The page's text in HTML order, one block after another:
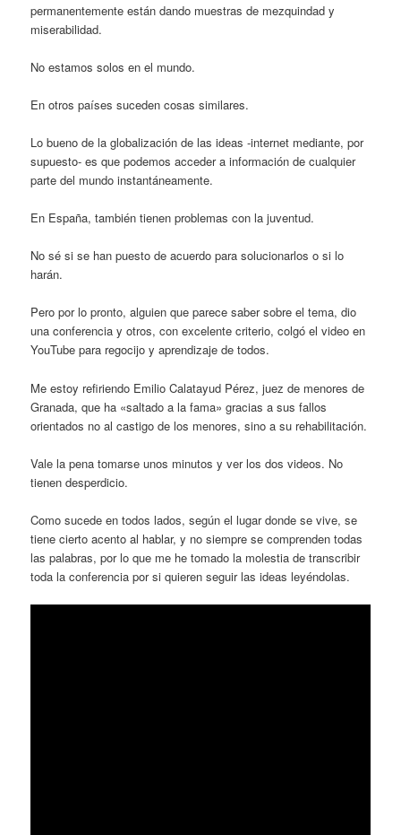
permanentemente están dando muestras de mezquindad y
miserabilidad.
No estamos solos en el mundo.
En otros países suceden cosas similares.
Lo bueno de la globalización de las ideas -internet mediante, por
supuesto- es que podemos acceder a información de cualquier
parte del mundo instantáneamente.
En España, también tienen problemas con la juventud.
No sé si se han puesto de acuerdo para solucionarlos o si lo
harán.
Pero por lo pronto, alguien que parece saber sobre el tema, dio
una conferencia y otros, con excelente criterio, colgó el video en
YouTube para regocijo y aprendizaje de todos.
Me estoy refiriendo Emilio Calatayud Pérez, juez de menores de
Granada, que ha «saltado a la fama» gracias a sus fallos
orientados no al castigo de los menores, sino a su rehabilitación.
Vale la pena tomarse unos minutos y ver los dos videos. No
tienen desperdicio.
Como sucede en todos lados, según el lugar donde se vive, se
tiene cierto acento al hablar, y no siempre se comprenden todas
las palabras, por lo que me he tomado la molestia de transcribir
toda la conferencia por si quieren seguir las ideas leyéndolas.